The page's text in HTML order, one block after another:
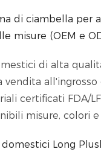
di ciambella per
misure (OEM e
di alta
certificati FDA/
misure, colori
domestici Long